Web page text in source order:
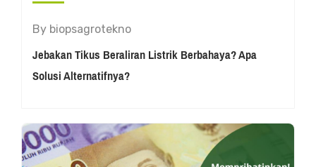
By biopsagrotekno
Jebakan Tikus Beraliran Listrik Berbahaya? Apa
Solusi Alternatifnya?